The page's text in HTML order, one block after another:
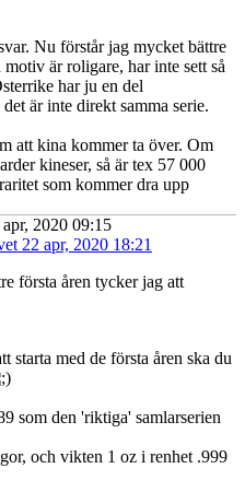
Nu förstår jag mycket bättre
är roligare, har inte sett så
har ju en del
är inte direkt samma serie.
att kina kommer ta över. Om
kineser, så är tex 57 000
som kommer dra upp
2020 09:15
22 apr, 2020 18:21
första åren tycker jag att
starta med de första åren ska du
som den 'riktiga' samlarserien
och vikten 1 oz i renhet .999